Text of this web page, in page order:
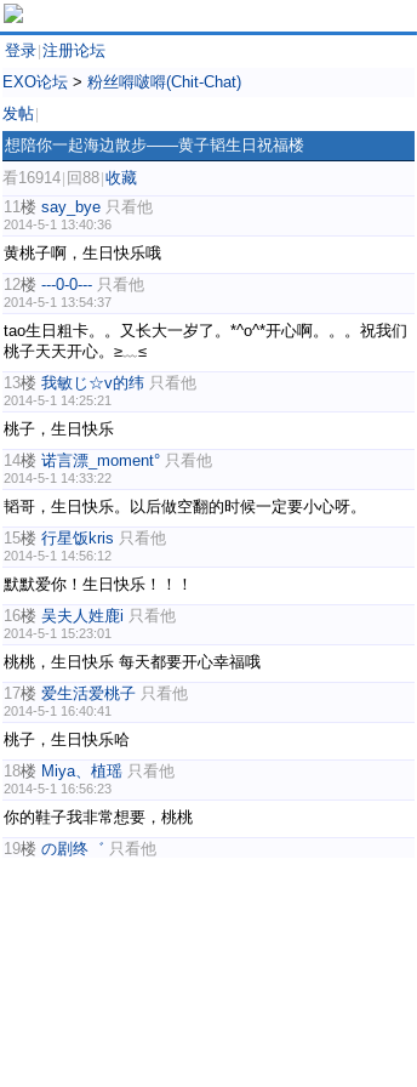
登录 注册论坛
EXO论坛 > 粉丝嘚啵嘚(Chit-Chat)
发帖
想陪你一起海边散步——黄子韬生日祝福楼
看16914 回88 收藏
11楼 say_bye 只看他
2014-5-1 13:40:36
黄桃子啊，生日快乐哦
12楼 ---0-0--- 只看他
2014-5-1 13:54:37
tao生日粗卡。。又长大一岁了。*^o^*开心啊。。。祝我们
桃子天天开心。≥﹏≤
13楼 我敏じ☆v的纬 只看他
2014-5-1 14:25:21
桃子，生日快乐
14楼 诺言漂_moment° 只看他
2014-5-1 14:33:22
韬哥，生日快乐。以后做空翻的时候一定要小心呀。
15楼 行星饭kris 只看他
2014-5-1 14:56:12
默默爱你！生日快乐！！！
16楼 吴夫人姓鹿i 只看他
2014-5-1 15:23:01
桃桃，生日快乐 每天都要开心幸福哦
17楼 爱生活爱桃子 只看他
2014-5-1 16:40:41
桃子，生日快乐哈
18楼 Miya、植瑶 只看他
2014-5-1 16:56:23
你的鞋子我非常想要，桃桃
19楼 の剧终゛ 只看他